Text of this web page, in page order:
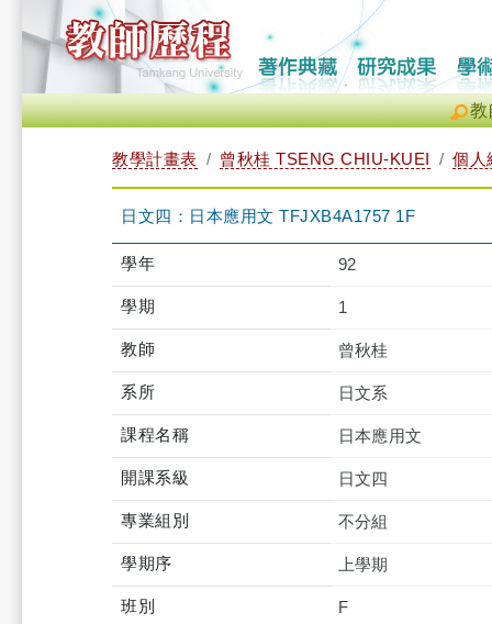
教
教學計畫表 曾秋桂 TSENG CHIU-KUEI 個人
日文四：日本應用文 TFJXB4A1757 1F
學年 92
學期 1
教師 曾秋桂
系所 日文系
課程名稱 日本應用文
開課系級 日文四
專業組別 不分組
學期序 上學期
班別 F